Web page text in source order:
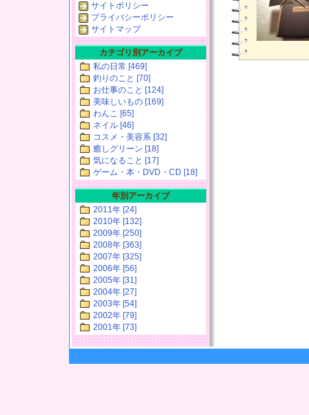
サイトポリシー
プライバシーポリシー
サイトマップ
カテゴリ別アーカイブ
私の日常 [469]
釣りのこと [70]
お仕事のこと [124]
美味しいもの [169]
わんこ [65]
ネイル [46]
コスメ・美容系 [32]
癒しグリーン [18]
気になること [17]
ゲーム・本・DVD・CD [18]
年別アーカイブ
2011年 [24]
2010年 [132]
2009年 [250]
2008年 [363]
2007年 [325]
2006年 [56]
2005年 [31]
2004年 [27]
2003年 [54]
2002年 [79]
2001年 [73]